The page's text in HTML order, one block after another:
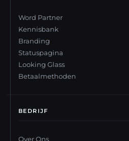
Word Partner
Kennisbank
Branding
Statuspagina
Looking Glass
Betaalmethoden
BEDRIJF
Over Ons